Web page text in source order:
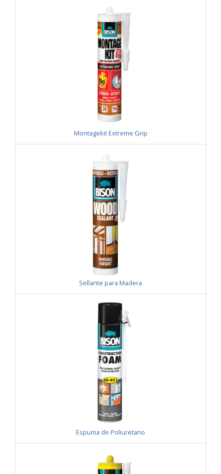
Montagekit Extreme Grip
Sellante para Madera
Espuma de Poliuretano